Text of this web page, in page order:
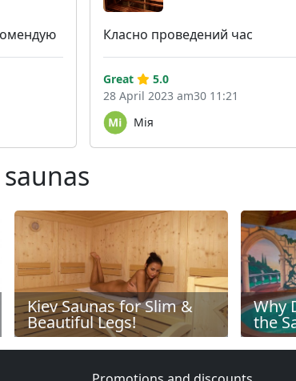
Класно проведений час
Мія
Great
5.0
28 April 2023 am30 11:21
Kiev Saunas for Slim &
Beautiful Legs!
Why
the